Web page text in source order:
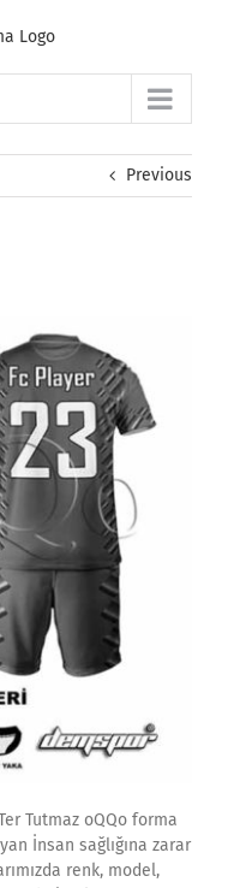
Previous
Tutmaz oQQo forma
İnsan sağlığına zarar
renk, model,